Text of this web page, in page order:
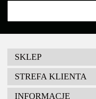
SKLEP
STREFA KLIENTA
INFORMACJE